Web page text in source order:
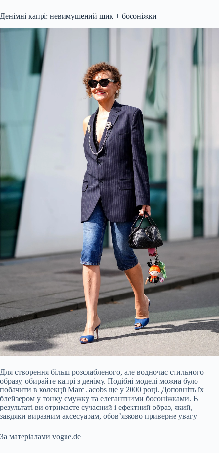
Денімні капрі: невимушений шик + босоніжки
Для створення більш розслабленого, але водночас стильного
образу, обирайте капрі з деніму. Подібні моделі можна було
побачити в колекції Marc Jacobs ще у 2000 році. Доповніть їх
блейзером у тонку смужку та елегантними босоніжками. В
результаті ви отримаєте сучасний і ефектний образ, який,
завдяки виразним аксесуарам, обов’язково приверне увагу.
За матеріалами vogue.de